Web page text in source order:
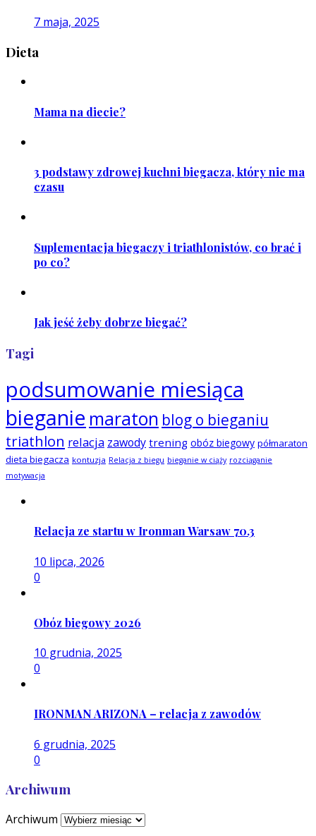
7 maja, 2025
Dieta
Mama na diecie?
3 podstawy zdrowej kuchni biegacza, który nie ma
czasu
Suplementacja biegaczy i triathlonistów, co brać i
po co?
Jak jeść żeby dobrze biegać?
Tagi
podsumowanie miesiąca
bieganie maraton blog o bieganiu
triathlon relacja zawody trening obóz biegowy półmaraton
dieta biegacza kontuzja Relacja z biegu bieganie w ciąży rozciąganie
motywacja
Relacja ze startu w Ironman Warsaw 70.3
10 lipca, 2026
0
Obóz biegowy 2026
10 grudnia, 2025
0
IRONMAN ARIZONA – relacja z zawodów
6 grudnia, 2025
0
Archiwum
Archiwum